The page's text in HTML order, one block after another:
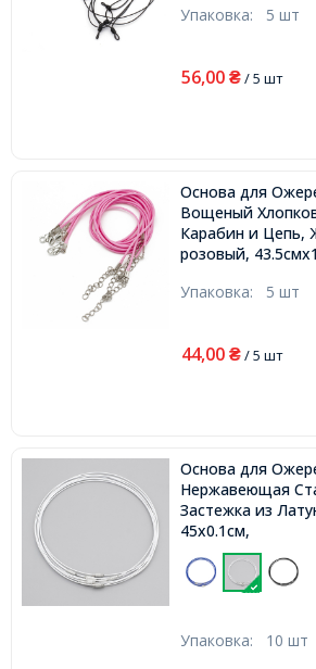
Упаковка: 5 шт
56,00 ₴/ 5 шт
Основа для
Вощеный
Карабин и Цепь,
розовый,
Упаковка: 5 шт
44,00 ₴/ 5 шт
Основа для
Нержавеющая
Застежка из
45х0.1см,
Упаковка: 10 шт